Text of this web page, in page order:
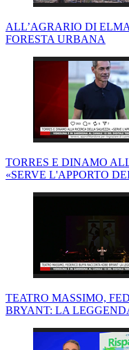
ALL’AGRARIO DI
FORESTA URBANA
TORRES E DINAMO
«SERVE L'APPORTO
TEATRO MASSIMO,
BRYANT: LA